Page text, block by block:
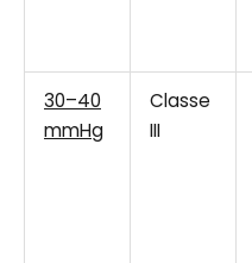
30–40
mmHg
Classe
III